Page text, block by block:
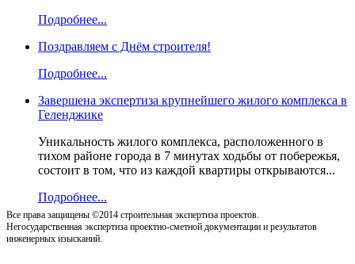
Подробнее...
Поздравляем с Днём строителя!
Подробнее...
Завершена экспертиза крупнейшего жилого комплекса в
Геленджике
Уникальность жилого комплекса, расположенного в
тихом районе города в 7 минутах ходьбы от побережья,
состоит в том, что из каждой квартиры открываются...
Подробнее...
Все права защищены ©2014 строительная экспертиза проектов.
Негосударственная экспертиза проектно-сметной документации и результатов
инженерных изысканий.